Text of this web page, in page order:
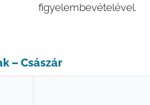
figyelembevételével.
– Császár